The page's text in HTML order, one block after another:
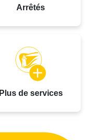
Arrêtés
Plus de services